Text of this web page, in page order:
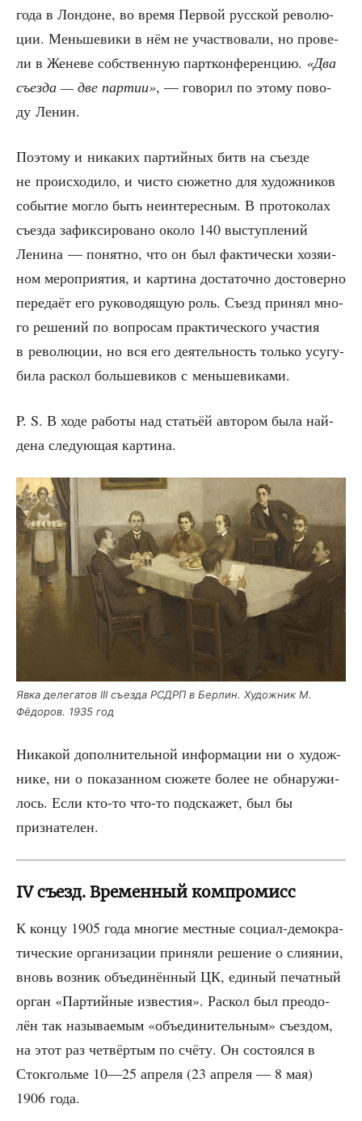
года в Лон­доне, во вре­мя Пер­вой рус­ской рево­лю­
ции. Мень­ше­ви­ки в нём не участ­во­ва­ли, но про­ве­
ли в Жене­ве соб­ствен­ную парт­кон­фе­рен­цию. «Два
съез­да — две пар­тии», — гово­рил по это­му пово­
ду Ленин.
Поэто­му и ника­ких пар­тий­ных битв на съез­де
не про­ис­хо­ди­ло, и чисто сюжет­но для худож­ни­ков
собы­тие мог­ло быть неин­те­рес­ным. В про­то­ко­лах
съез­да зафик­си­ро­ва­но око­ло 140 выступ­ле­ний
Лени­на — понят­но, что он был фак­ти­че­ски хозя­и­
ном меро­при­я­тия, и кар­ти­на доста­точ­но досто­вер­но
пере­да­ёт его руко­во­дя­щую роль. Съезд при­нял мно­
го реше­ний по вопро­сам прак­ти­че­ско­го уча­стия
в рево­лю­ции, но вся его дея­тель­ность толь­ко усу­гу­
би­ла рас­кол боль­ше­ви­ков с меньшевиками.
P. S. В ходе рабо­ты над ста­тьёй авто­ром была най­
де­на сле­ду­ю­щая картина.
Явка деле­га­тов III съез­да РСДРП в Бер­лин. Худож­ник М.
Фёдо­ров. 1935 год
Ника­кой допол­ни­тель­ной инфор­ма­ции ни о худож­
ни­ке, ни о пока­зан­ном сюже­те более не обна­ру­жи­
лось. Если кто-то что-то под­ска­жет, был бы
признателен.
IV съезд. Временный компромисс
К кон­цу 1905 года мно­гие мест­ные соци­ал-демо­кра­
ти­че­ские орга­ни­за­ции при­ня­ли реше­ние о сли­я­нии,
вновь воз­ник объ­еди­нён­ный ЦК, еди­ный печат­ный
орган «Пар­тий­ные изве­стия». Рас­кол был пре­одо­
лён так назы­ва­е­мым «объ­еди­ни­тель­ным» съез­дом,
на этот раз чет­вёр­тым по счё­ту. Он состо­ял­ся в
Сток­голь­ме 10—25 апре­ля (23 апре­ля — 8 мая)
1906 года.